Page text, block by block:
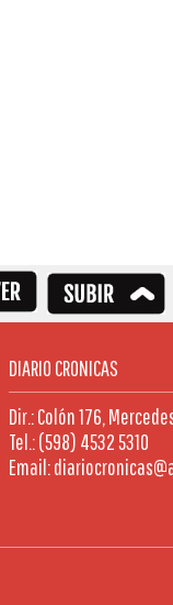
DIARIO CRONICAS
Dir.: Colón 176,
Tel.: (598) 4532 5310
Email: